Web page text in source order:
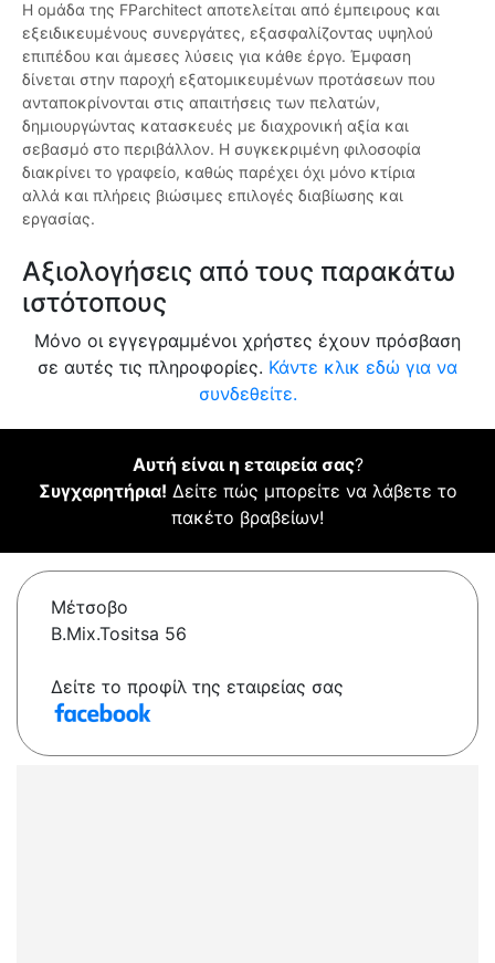
Η ομάδα της FParchitect αποτελείται από έμπειρους και
εξειδικευμένους συνεργάτες, εξασφαλίζοντας υψηλού
επιπέδου και άμεσες λύσεις για κάθε έργο. Έμφαση
δίνεται στην παροχή εξατομικευμένων προτάσεων που
ανταποκρίνονται στις απαιτήσεις των πελατών,
δημιουργώντας κατασκευές με διαχρονική αξία και
σεβασμό στο περιβάλλον. Η συγκεκριμένη φιλοσοφία
διακρίνει το γραφείο, καθώς παρέχει όχι μόνο κτίρια
αλλά και πλήρεις βιώσιμες επιλογές διαβίωσης και
εργασίας.
Αξιολογήσεις από τους παρακάτω
ιστότοπους
Μόνο οι εγγεγραμμένοι χρήστες έχουν πρόσβαση
σε αυτές τις πληροφορίες. Κάντε κλικ εδώ για να
συνδεθείτε.
Αυτή είναι η εταιρεία σας?
Συγχαρητήρια! Δείτε πώς μπορείτε να λάβετε το
πακέτο βραβείων!
Μέτσοβο
B.Mix.Tositsa 56
Δείτε το προφίλ της εταιρείας σας